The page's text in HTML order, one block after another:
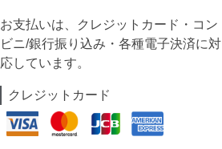
お支払いは、クレジットカード・コン
ビニ/銀行振り込み・各種電子決済に対
応しています。
クレジットカード